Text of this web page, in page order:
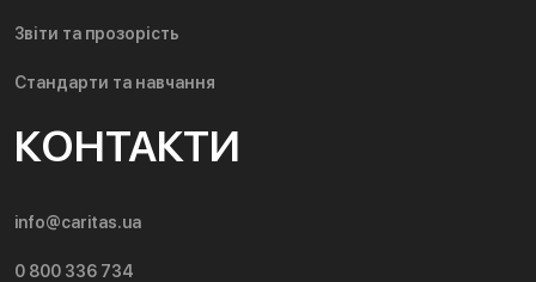
Звіти та прозорість
Стандарти та навчання
КОНТАКТИ
info@caritas.ua
0 800 336 734